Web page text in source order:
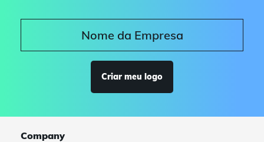
Criar meu logo
Company